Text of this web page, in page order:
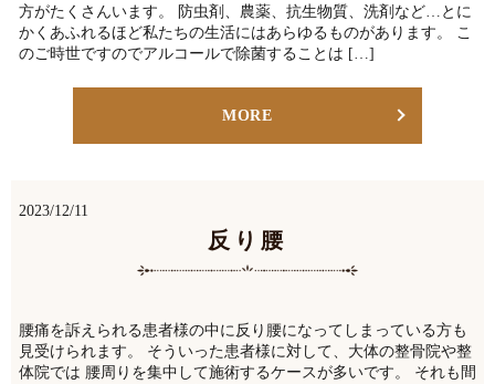
方がたくさんいます。 防虫剤、農薬、抗生物質、洗剤など…とに
かくあふれるほど私たちの生活にはあらゆるものがあります。 こ
のご時世ですのでアルコールで除菌することは […]
MORE
2023/12/11
反り腰
腰痛を訴えられる患者様の中に反り腰になってしまっている方も
見受けられます。 そういった患者様に対して、大体の整骨院や整
体院では 腰周りを集中して施術するケースが多いです。 それも間